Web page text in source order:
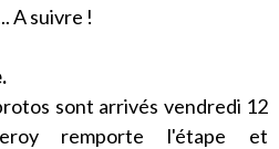
A suivre !
sont arrivés vendredi 12
remporte l'étape et